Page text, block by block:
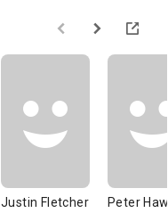
Justin Fletcher Peter